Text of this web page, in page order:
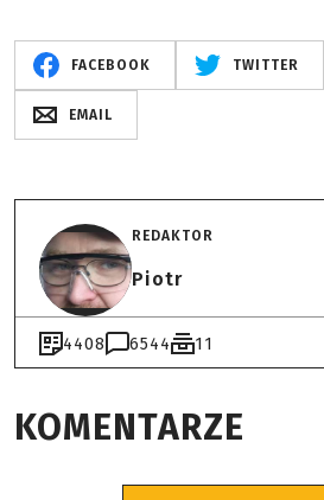
FACEBOOK TWITTER
EMAIL
REDAKTOR
Piotr
4408 6544 11
KOMENTARZE